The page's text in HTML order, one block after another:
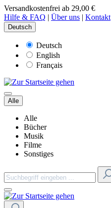
Versandkostenfrei ab 29,00 €
Hilfe & FAQ | Über uns | Kontakt
Deutsch
Deutsch
English
Français
Alle
Alle
Bücher
Musik
Filme
Sonstiges